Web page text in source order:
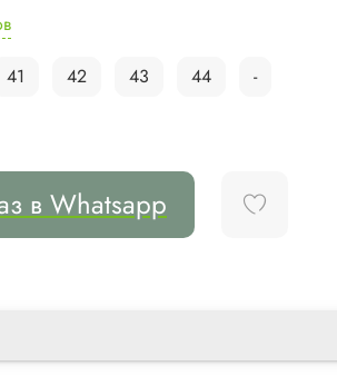
в Whatsapp
41 42 43 44 -